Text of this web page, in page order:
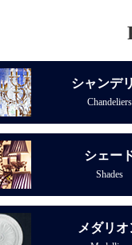
シャンデ
Chandeliers
シェー
Shades
メダリオ